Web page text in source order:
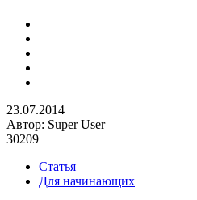
23.07.2014
Автор: Super User
30209
Статья
Для начинающих